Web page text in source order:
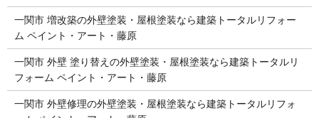
一関市 増改築の外壁塗装・屋根塗装なら建築トータルリフォー
ム ペイント・アート・藤原
一関市 外壁 塗り替えの外壁塗装・屋根塗装なら建築トータルリ
フォーム ペイント・アート・藤原
一関市 外壁修理の外壁塗装・屋根塗装なら建築トータルリフォ